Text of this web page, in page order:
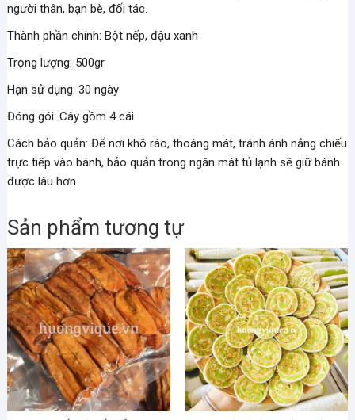
người thân, bạn bè, đối tác.
Thành phần chính: Bột nếp, đậu xanh
Trọng lượng: 500gr
Hạn sử dụng: 30 ngày
Đóng gói: Cây gồm 4 cái
Cách bảo quản: Để nơi khô ráo, thoáng mát, tránh ánh nắng chiếu
trực tiếp vào bánh, bảo quản trong ngăn mát tủ lạnh sẽ giữ bánh
được lâu hơn
Sản phẩm tương tự